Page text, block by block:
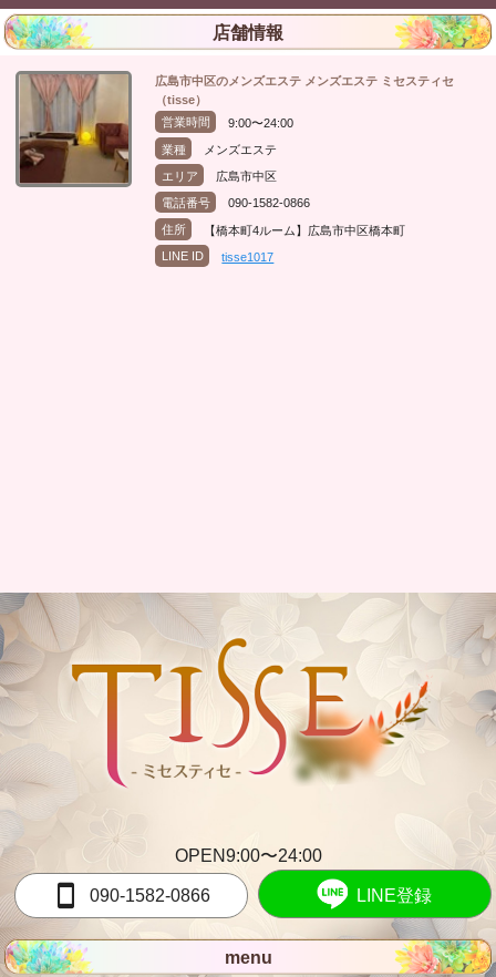
店舗情報
広島市中区のメンズエステ メンズエステ ミセスティセ
（tisse）
営業時間
9:00〜24:00
業種 メンズエステ
エリア 広島市中区
電話番号 090-1582-0866
住所 【橋本町4ルーム】広島市中区橋本町
LINE ID tisse1017
OPEN9:00〜24:00
090-1582-0866 LINE登録
menu